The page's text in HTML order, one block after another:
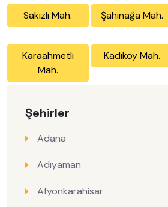
Şehirler
Adana
Adıyaman
Afyonkarahisar
Sakızlı Mah. Şahinağa Mah.
Karaahmetli
Mah.
Kadıköy Mah.